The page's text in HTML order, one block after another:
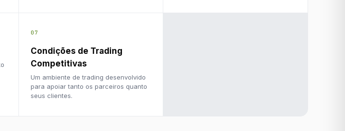
07
Condições de Trading
Competitivas
Um ambiente de trading desenvolvido
para apoiar tanto os parceiros quanto
seus clientes.